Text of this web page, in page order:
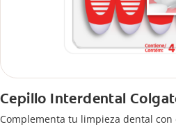
Cepillo Interdental
Complementa tu limpieza dental